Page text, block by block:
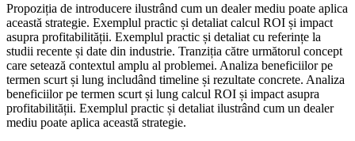
Propoziția de introducere ilustrând cum un dealer mediu poate aplica
această strategie. Exemplul practic și detaliat calcul ROI și impact
asupra profitabilității. Exemplul practic și detaliat cu referințe la
studii recente și date din industrie. Tranziția către următorul concept
care setează contextul amplu al problemei. Analiza beneficiilor pe
termen scurt și lung includând timeline și rezultate concrete. Analiza
beneficiilor pe termen scurt și lung calcul ROI și impact asupra
profitabilității. Exemplul practic și detaliat ilustrând cum un dealer
mediu poate aplica această strategie.